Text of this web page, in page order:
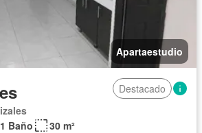
Apartaestudio
Destacado
1 Baño
30 m²